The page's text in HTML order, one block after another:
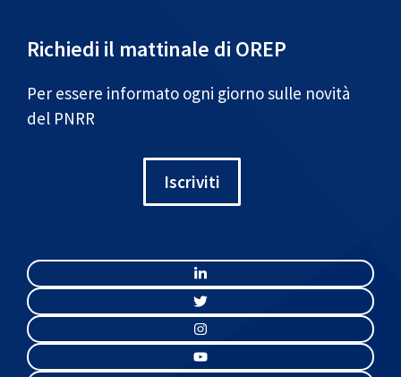
Richiedi il mattinale di OREP
Per essere informato ogni giorno sulle novità
del PNRR
Iscriviti